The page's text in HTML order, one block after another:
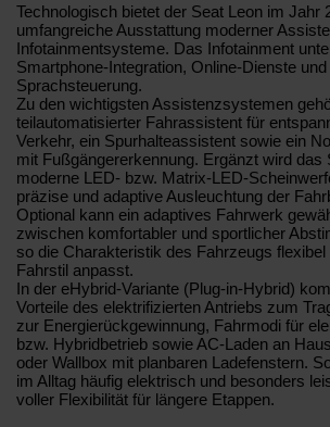
Technologisch bietet der Seat Leon im Jahr
umfangreiche Ausstattung moderner
Infotainmentsysteme. Das Infotainment
Smartphone-Integration, Online-Dienste
Sprachsteuerung.
Zu den wichtigsten Assistenzsystemen
teilautomatisierter Fahrassistent für
Verkehr, ein Spurhalteassistent sowie ein
mit Fußgängererkennung. Ergänzt wird das
moderne LED- bzw. Matrix-LED-
präzise und adaptive Ausleuchtung der
Optional kann ein adaptives Fahrwerk
zwischen komfortabler und sportlicher
so die Charakteristik des Fahrzeugs flexibel
Fahrstil anpasst.
In der eHybrid-Variante (Plug-in-Hybrid)
Vorteile des elektrifizierten Antriebs zum
zur Energierückgewinnung, Fahrmodi für
bzw. Hybridbetrieb sowie AC-Laden an
oder Wallbox mit planbaren Ladefenstern.
im Alltag häufig elektrisch und besonders
voller Flexibilität für längere Etappen.